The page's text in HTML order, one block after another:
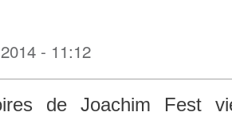
- 11:12
de Joachim Fest